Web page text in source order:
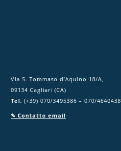
Via S. Tommaso d’Aquino 18/A,
09134 Cagliari (CA)
Tel. (+39) 070/3495386 – 070/4640438
✎ Contatto email